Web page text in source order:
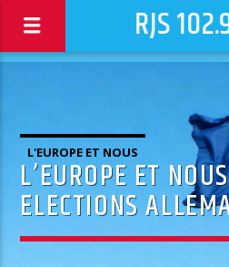
RJS
L'EUROPE ET NOUS
L’EUROPE ET
ELECTIONS